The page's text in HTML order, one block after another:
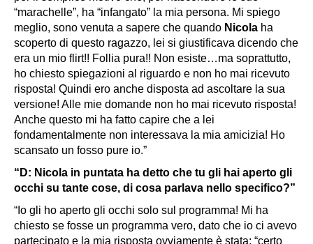
“marachelle”, ha “infangato” la mia persona. Mi spiego
meglio, sono venuta a sapere che quando Nicola ha
scoperto di questo ragazzo, lei si giustificava dicendo che
era un mio flirt!! Follia pura!! Non esiste…ma soprattutto,
ho chiesto spiegazioni al riguardo e non ho mai ricevuto
risposta! Quindi ero anche disposta ad ascoltare la sua
versione! Alle mie domande non ho mai ricevuto risposta!
Anche questo mi ha fatto capire che a lei
fondamentalmente non interessava la mia amicizia! Ho
scansato un fosso pure io.”
“D: Nicola in puntata ha detto che tu gli hai aperto gli
occhi su tante cose, di cosa parlava nello specifico?”
“Io gli ho aperto gli occhi solo sul programma! Mi ha
chiesto se fosse un programma vero, dato che io ci avevo
partecipato e la mia risposta ovviamente è stata: “certo